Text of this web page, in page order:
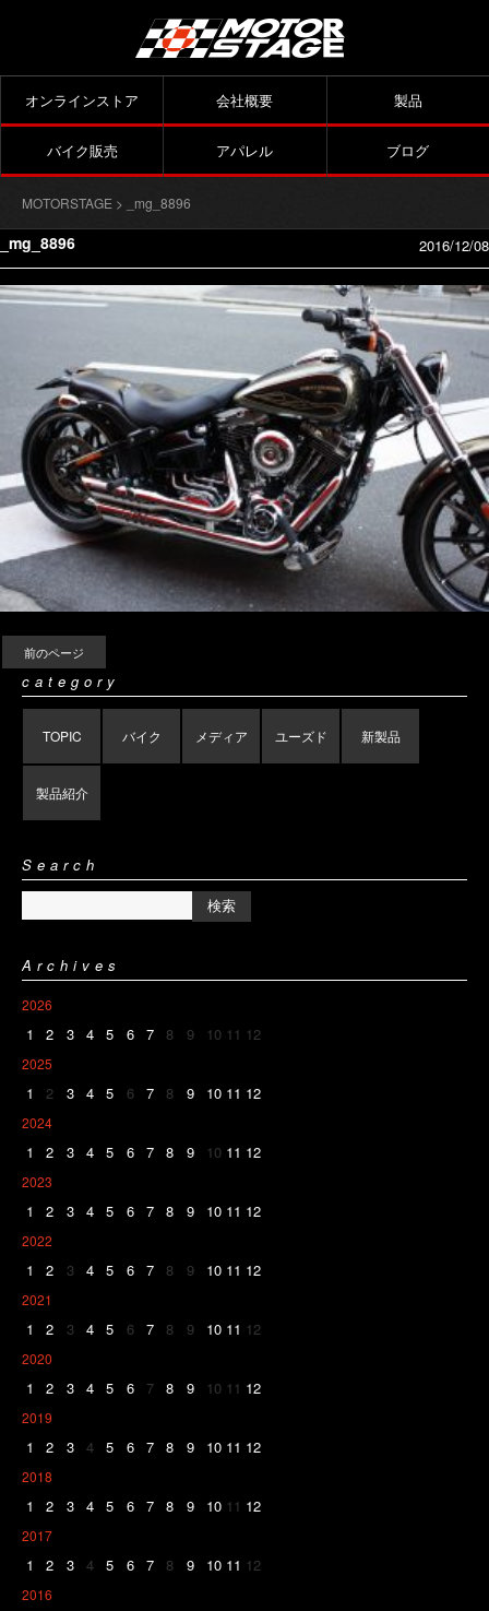
オンラインストア 会社概要 製品
バイク販売 アパレル ブログ
MOTORSTAGE > _mg_8896
_mg_8896 2016/12/08
前のページ
category
TOPIC バイク メディア ユーズド 新製品
製品紹介
Search
Archives
2026
1 2 3 4 5 6 7 8 9 10 11 12
2025
1 2 3 4 5 6 7 8 9 10 11 12
2024
1 2 3 4 5 6 7 8 9 10 11 12
2023
1 2 3 4 5 6 7 8 9 10 11 12
2022
1 2 3 4 5 6 7 8 9 10 11 12
2021
1 2 3 4 5 6 7 8 9 10 11 12
2020
1 2 3 4 5 6 7 8 9 10 11 12
2019
1 2 3 4 5 6 7 8 9 10 11 12
2018
1 2 3 4 5 6 7 8 9 10 11 12
2017
1 2 3 4 5 6 7 8 9 10 11 12
2016